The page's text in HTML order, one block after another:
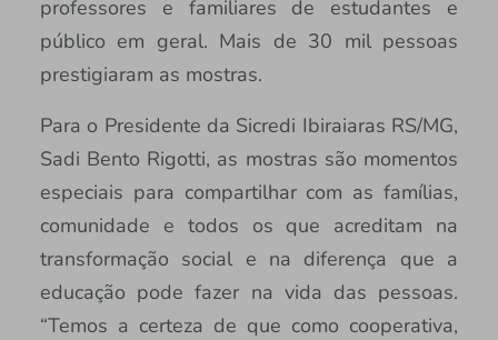
professores e familiares de estudantes e
público em geral. Mais de 30 mil pessoas
prestigiaram as mostras.
Para o Presidente da Sicredi Ibiraiaras RS/MG,
Sadi Bento Rigotti, as mostras são momentos
especiais para compartilhar com as famílias,
comunidade e todos os que acreditam na
transformação social e na diferença que a
educação pode fazer na vida das pessoas.
“Temos a certeza de que como cooperativa,